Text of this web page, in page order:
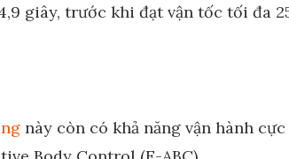
giây, trước khi đạt vận tốc tối đa
này còn có khả năng vận hành